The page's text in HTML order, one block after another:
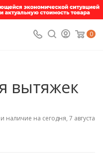
0
вытяжек
наличие на сегодня, 7 августа